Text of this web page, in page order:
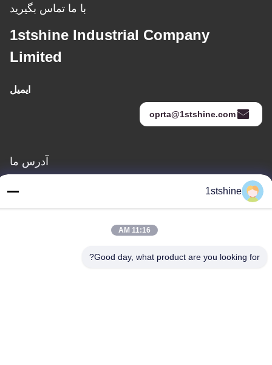
با ما تماس بگیرید
1stshine Industrial Company
Limited
ایمیل
oprta@1stshine.com
آدرس ما
آدرس
1stshine
11:16 AM
Good day, what product are you looking for?